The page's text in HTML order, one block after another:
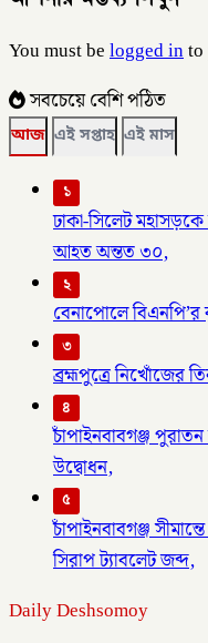
You must belogged into
সবচেয়ে বেশি পঠিত
আজ এই সপ্তাহ এই মাস
১
ঢাকা-সিলেট
আহত অন্তত ৩০,
২
বেনাপোলে
৩
ব্রহ্মপুত্রে নিখোঁজের
৪
চাঁপাইনবাবগঞ্জ পুরাতন
উদ্বোধন,
৫
চাঁপাইনবাবগঞ্জ
সিরাপ ট্যাবলেট জব্দ,
Daily Deshsomoy